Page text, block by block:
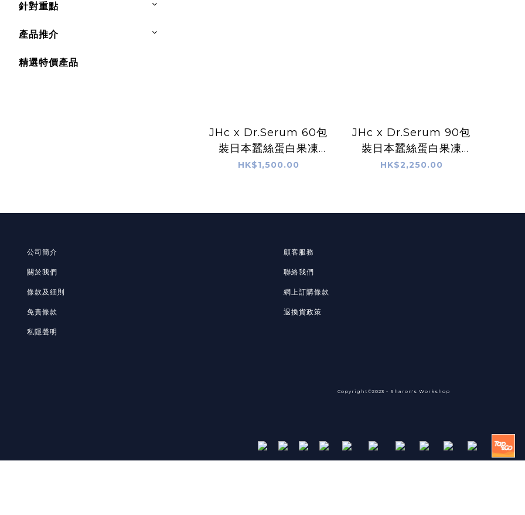
針對重點
產品推介
精選特價產品
JHc x Dr.Serum 60包
裝日本蠶絲蛋白果凍
(SERUM JELLY)
HK$1,500.00
JHc x Dr.Serum 90包
裝日本蠶絲蛋白果凍
(SERUM JELLY)
HK$2,250.00
公司簡介
關於我們
條款及細則
免責條款
私隱聲明
顧客服務
聯絡我們
網上訂購條款
退換貨政策
Copyright©2023 - Sharon's Workshop